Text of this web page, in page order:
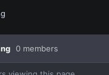
0 members